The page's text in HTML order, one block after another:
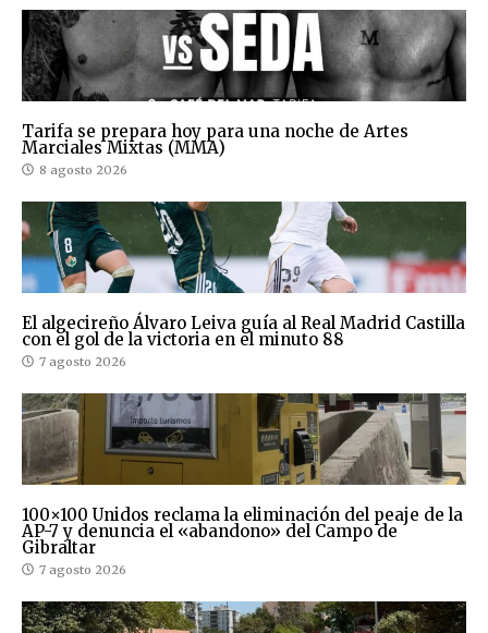
Tarifa se prepara hoy para una noche de Artes
Marciales Mixtas (MMA)
8 agosto 2026
El algecireño Álvaro Leiva guía al Real Madrid Castilla
con el gol de la victoria en el minuto 88
7 agosto 2026
100×100 Unidos reclama la eliminación del peaje de la
AP-7 y denuncia el «abandono» del Campo de
Gibraltar
7 agosto 2026